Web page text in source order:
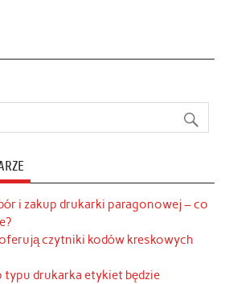
i zakup drukarki paragonowej – co
czytniki kodów kreskowych
typu drukarka etykiet będzie